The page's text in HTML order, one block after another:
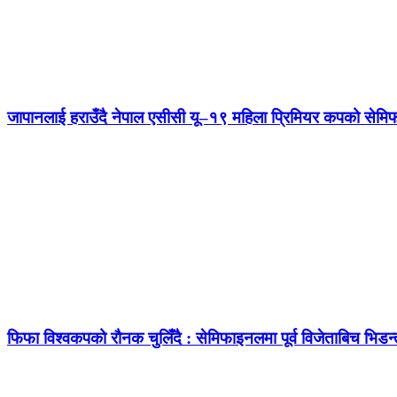
जापानलाई हराउँदै नेपाल एसीसी यू–१९ महिला प्रिमियर कपको
फिफा विश्वकपको रौनक चुलिँदै : सेमिफाइनलमा पूर्व विजेताबिच